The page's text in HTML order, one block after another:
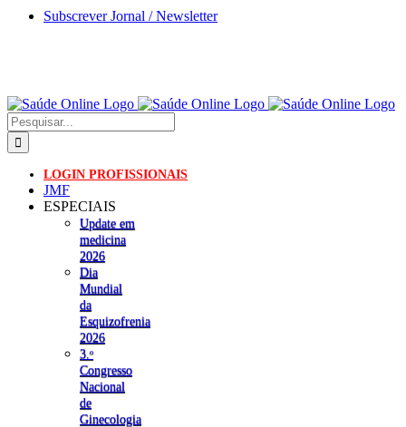
Skip
Subscrever Jornal / Newsletter
Pesquisar
LOGIN PROFISSIONAIS
JMF
ESPECIAIS
Update em
medicina
2026
Dia
Mundial
da
Esquizofrenia
2026
3.ᵒ
Congresso
Nacional
de
Ginecologia